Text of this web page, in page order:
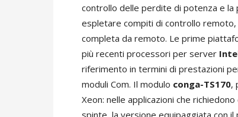
controllo delle perdite di potenza e
espletare compiti di controllo
completa da remoto. Le prime
più recenti processori per server
riferimento in termini di prestazioni
moduli Com. Il modulo conga-TS170,
Xeon: nelle applicazioni che